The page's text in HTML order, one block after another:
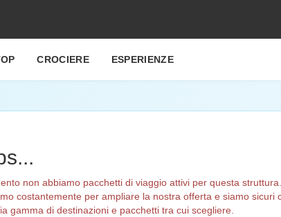
CROCIERE ESPERIENZE
non abbiamo pacchetti di viaggio attivi per questa struttura.
costantemente per ampliare la nostra offerta e siamo sicuri
gamma di destinazioni e pacchetti tra cui scegliere.